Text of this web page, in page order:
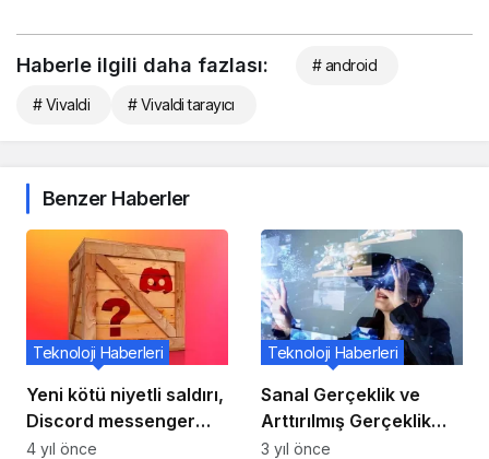
Haberle ilgili daha fazlası: # android
# Vivaldi # Vivaldi tarayıcı
Benzer Haberler
Yeni kötü niyetli saldırı,
Discord messenger
kullanıcılarını avlıyor
Teknoloji Haberleri
4 yıl önce
Sanal Gerçeklik ve
Arttırılmış Gerçeklik
Uygulamaları
Teknoloji Haberleri
3 yıl önce